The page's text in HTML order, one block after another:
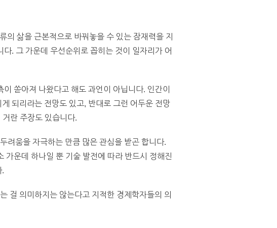
삶을 근본적으로 바꿔놓을 수 있는 잠재력을 지
. 그 가운데 우선순위로 꼽히는 것이 일자리가 어
쏟아져 나왔다고 해도 과언이 아닙니다. 인간이
되리라는 전망도 있고, 반대로 그런 어두운 전망
란 주장도 있습니다.
려움을 자극하는 만큼 많은 관심을 받곤 합니다.
가운데 하나일 뿐 기술 발전에 따라 반드시 정해진
.
걸 의미하지는 않는다고 지적한 경제학자들의 의